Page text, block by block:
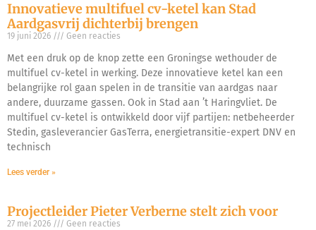
Innovatieve multifuel cv-ketel kan Stad
Aardgasvrij dichterbij brengen
19 juni 2026 Geen reacties
Met een druk op de knop zette een Groningse wethouder de
multifuel cv-ketel in werking. Deze innovatieve ketel kan een
belangrijke rol gaan spelen in de transitie van aardgas naar
andere, duurzame gassen. Ook in Stad aan ’t Haringvliet. De
multifuel cv-ketel is ontwikkeld door vijf partijen: netbeheerder
Stedin, gasleverancier GasTerra, energietransitie-expert DNV en
technisch
Lees verder »
Projectleider Pieter Verberne stelt zich voor
27 mei 2026 Geen reacties